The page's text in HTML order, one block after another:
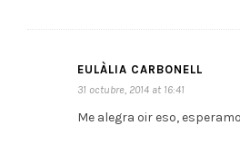
EULÀLIA CARBONELL
31 octubre, 2014 at 16:41
Me alegra oir eso,